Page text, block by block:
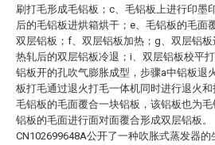
刷打毛形成毛铝板；c、毛铝板上进行印墨
后的毛铝板进烘箱烘干；e、毛铝板的毛面
双层铝板；f、双层铝板加热；g、双层铝板
热轧后的双层铝板冷退；i、双层铝板校平
铝板开的孔吹气膨胀成型，步骤a中铝板退
板打毛通过退火打毛一体机同时进行退火
毛铝板的毛面覆合一块铝板，该铝板也为
铝板的毛面进行面对面覆合形成双层铝板。
CN102699648A公开了一种吹胀式蒸发器的